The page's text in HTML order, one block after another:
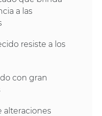
a las
resiste a los
con gran
alteraciones